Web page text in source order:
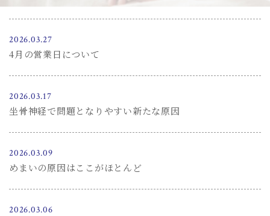
2026.03.27
4月の営業日について
2026.03.17
坐骨神経で問題となりやすい新たな原因
2026.03.09
めまいの原因はここがほとんど
2026.03.06